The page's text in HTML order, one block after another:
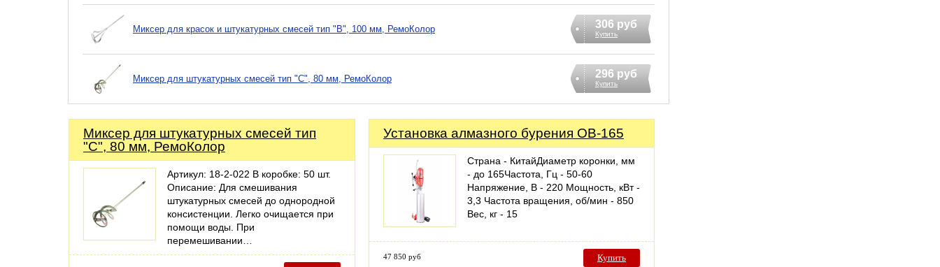
Миксер для красок и штукатурных смесей тип "В", 100 мм, РемоКолор 306 руб
Купить
Миксер для штукатурных смесей тип "С", 80 мм, РемоКолор 296 руб
Купить
Миксер для штукатурных смесей тип
"С", 80 мм, РемоКолор
Артикул: 18-2-022 В коробке: 50 шт.
Описание: Для смешивания
штукатурных смесей до однородной
консистенции. Легко очищается при
помощи воды. При
перемешивании…
Установка алмазного бурения ОВ-165
Страна - КитайДиаметр коронки, мм
- до 165Частота, Гц - 50-60
Напряжение, В - 220 Мощность, кВт -
3,3 Частота вращения, об/мин - 850
Вес, кг - 15
47 850 руб Купить